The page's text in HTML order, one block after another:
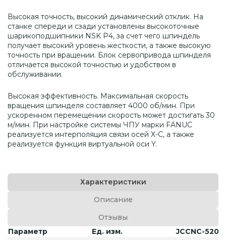
Высокая точность, высокий динамический отклик. На
станке спереди и сзади установлены высокоточные
шарикоподшипники NSK P4, за счет чего шпиндель
получает высокий уровень жесткости, а также высокую
точность при вращении. Блок сервопривода шпинделя
отличается высокой точностью и удобством в
обслуживании.
Высокая эффективность. Максимальная скорость
вращения шпинделя составляет 4000 об/мин. При
ускоренном перемещении скорость может достигать 30
м/мин. При настройке системы ЧПУ марки FANUC
реализуется интерполяция связи осей X-C, а также
реализуется функция виртуальной оси Y.
Характеристики
Описание
Отзывы
Параметр
Ед. изм. JCCNC-